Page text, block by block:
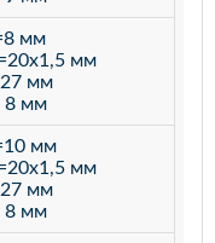
мм
мм
мм
8 мм
мм
мм
мм
8 мм